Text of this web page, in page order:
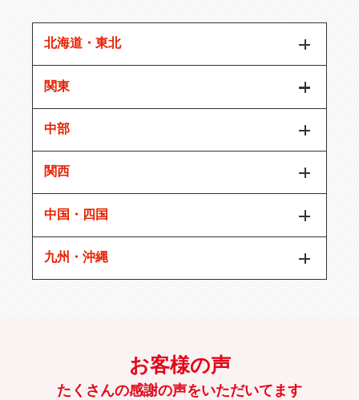
北海道・東北
関東
中部
関西
中国・四国
九州・沖縄
お客様の声
たくさんの感謝の声をいただいてます